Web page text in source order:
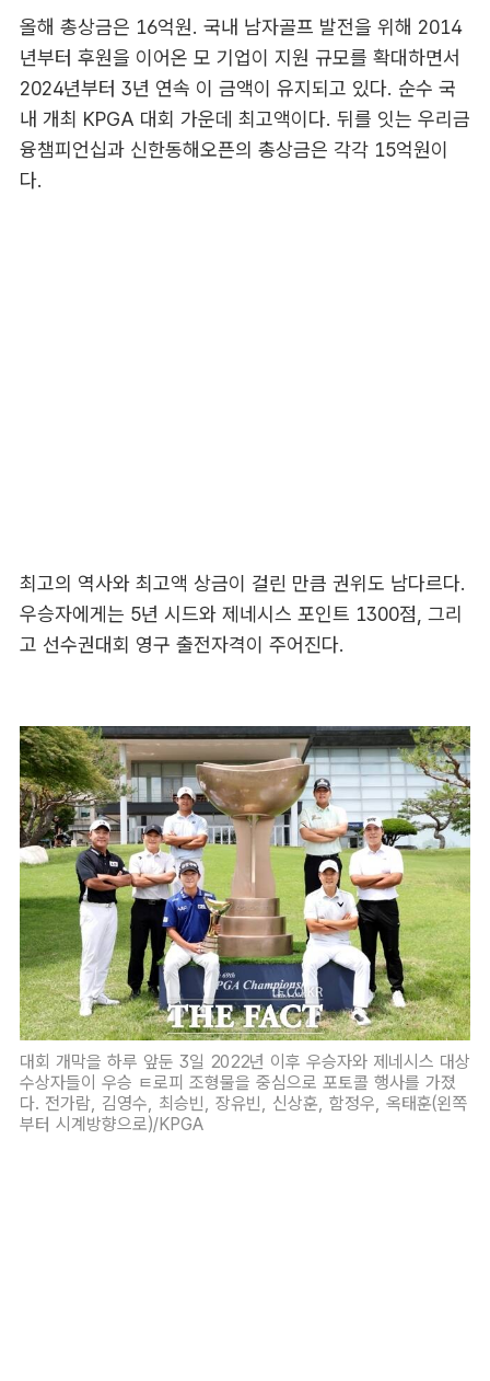
올해 총상금은 16억원. 국내 남자골프 발전을 위해 2014
년부터 후원을 이어온 모 기업이 지원 규모를 확대하면서
2024년부터 3년 연속 이 금액이 유지되고 있다. 순수 국
내 개최 KPGA 대회 가운데 최고액이다. 뒤를 잇는 우리금
융챔피언십과 신한동해오픈의 총상금은 각각 15억원이
다.
최고의 역사와 최고액 상금이 걸린 만큼 권위도 남다르다.
우승자에게는 5년 시드와 제네시스 포인트 1300점, 그리
고 선수권대회 영구 출전자격이 주어진다.
대회 개막을 하루 앞둔 3일 2022년 이후 우승자와 제네시스 대상
수상자들이 우승 ㅌ로피 조형물을 중심으로 포토콜 행사를 가졌
다. 전가람, 김영수, 최승빈, 장유빈, 신상훈, 함정우, 옥태훈(왼쪽
부터 시계방향으로)/KPGA